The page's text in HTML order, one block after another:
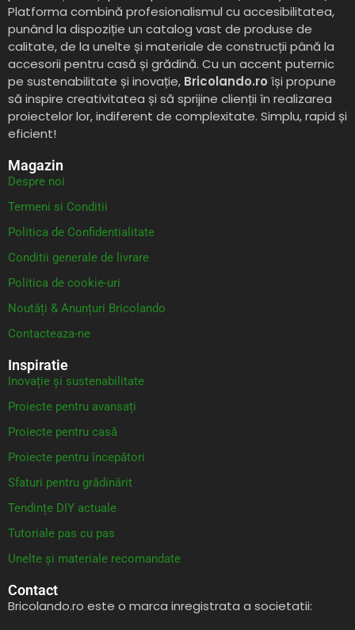
Platforma combină profesionalismul cu accesibilitatea,
punând la dispoziție un catalog vast de produse de
calitate, de la unelte și materiale de construcții până la
accesorii pentru casă și grădină. Cu un accent puternic
pe sustenabilitate și inovație, Bricolando.ro își propune
să inspire creativitatea și să sprijine clienții în realizarea
proiectelor lor, indiferent de complexitate. Simplu, rapid și
eficient!
Magazin
Despre noi
Termeni si Conditii
Politica de Confidentialitate
Conditii generale de livrare
Politica de cookie-uri
Noutăți & Anunțuri Bricolando
Contacteaza-ne
Inspiratie
Inovație și sustenabilitate
Proiecte pentru avansați
Proiecte pentru casă
Proiecte pentru începători
Sfaturi pentru grădinărit
Tendințe DIY actuale
Tutoriale pas cu pas
Unelte și materiale recomandate
Contact
Bricolando.ro este o marca inregistrata a societatii: